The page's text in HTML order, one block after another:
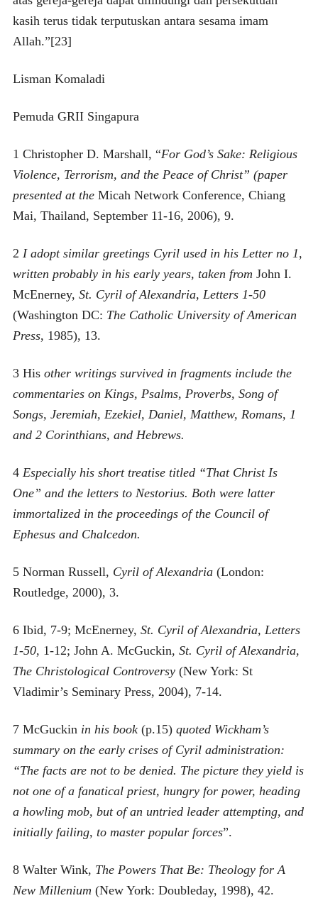
kasih terus tidak terputuskan antara sesama imam
Allah.”[23]
Lisman Komaladi
Pemuda GRII Singapura
1 Christopher D. Marshall, “For God’s Sake: Religious
Violence, Terrorism, and the Peace of Christ” (paper
presented at theMicah Network Conference, Chiang
Mai, Thailand, September 11-16, 2006), 9.
2 I adopt similar greetings Cyril used in his Letter no 1,
written probably in his early years, taken from John I.
McEnerney, St. Cyril of Alexandria, Letters 1-50
(Washington DC: The Catholic University of American
Press, 1985), 13.
3 His other writings survived in fragments include the
commentaries on Kings, Psalms, Proverbs, Song of
Songs, Jeremiah, Ezekiel, Daniel, Matthew, Romans, 1
and 2 Corinthians, and Hebrews.
4 Especially his short treatise titled “That Christ Is
One” and the letters to Nestorius. Both were latter
immortalized in the proceedings of the Council of
Ephesus and Chalcedon.
5 Norman Russell, Cyril of Alexandria(London:
Routledge, 2000), 3.
6 Ibid, 7-9; McEnerney, St. Cyril of Alexandria, Letters
1-50, 1-12; John A. McGuckin, St. Cyril of Alexandria,
The Christological Controversy (New York: St
Vladimir’s Seminary Press, 2004), 7-14.
7 McGuckin in his book(p.15) quoted Wickham’s
summary on the early crises of Cyril administration:
“The facts are not to be denied. The picture they yield is
not one of a fanatical priest, hungry for power, heading
a howling mob, but of an untried leader attempting, and
initially failing, to master popular forces”.
8 Walter Wink, The Powers That Be: Theology for A
New Millenium (New York: Doubleday, 1998), 42.